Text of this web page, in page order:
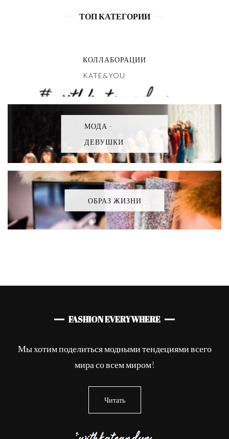
ТОП КАТЕГОРИИ
КОЛЛАБОРАЦИИ
KATE&YOU
МОДА -
ДЕВУШКИ
ОБРАЗ ЖИЗНИ
FASHION EVERYWHERE
Мы хотим поделиться модными тендециями всего
мира со всем миром!
Читать